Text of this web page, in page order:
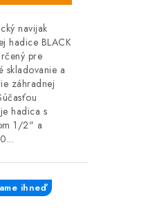
navijak
hadice BLACK
pre
skladovanie a
záhradnej
hadica s
1/2" a
ihneď